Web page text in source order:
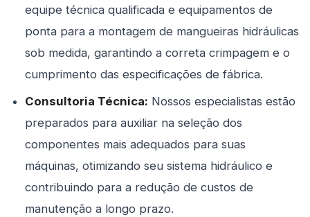
equipe técnica qualificada e equipamentos de
ponta para a montagem de mangueiras hidráulicas
sob medida, garantindo a correta crimpagem e o
cumprimento das especificações de fábrica.
Consultoria Técnica: Nossos especialistas estão
preparados para auxiliar na seleção dos
componentes mais adequados para suas
máquinas, otimizando seu sistema hidráulico e
contribuindo para a redução de custos de
manutenção a longo prazo.